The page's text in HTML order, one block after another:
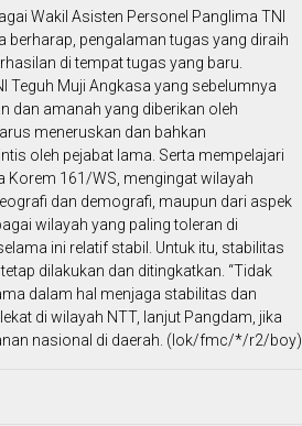
Wakil Asisten Personel Panglima TNI
berharap, pengalaman tugas yang diraih
di tempat tugas yang baru.
Teguh Muji Angkasa yang sebelumnya
dan amanah yang diberikan oleh
meneruskan dan bahkan
oleh pejabat lama. Serta mempelajari
Korem 161/WS, mengingat wilayah
dan demografi, maupun dari aspek
wilayah yang paling toleran di
ini relatif stabil. Untuk itu, stabilitas
dilakukan dan ditingkatkan. “Tidak
dalam hal menjaga stabilitas dan
di wilayah NTT, lanjut Pangdam, jika
nasional di daerah. (lok/fmc/*/r2/boy)